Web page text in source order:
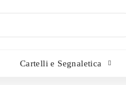
Cartelli e Segnaletica